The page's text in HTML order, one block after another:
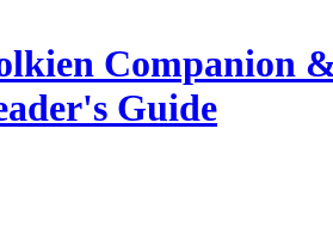
Companion
Guide